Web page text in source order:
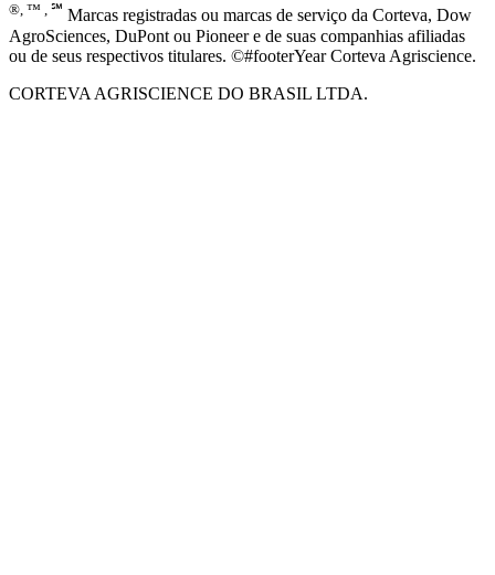
®, ™ , ℠ Marcas registradas ou marcas de serviço da Corteva, Dow
AgroSciences, DuPont ou Pioneer e de suas companhias afiliadas
ou de seus respectivos titulares. ©#footerYear Corteva Agriscience.
CORTEVA AGRISCIENCE DO BRASIL LTDA.